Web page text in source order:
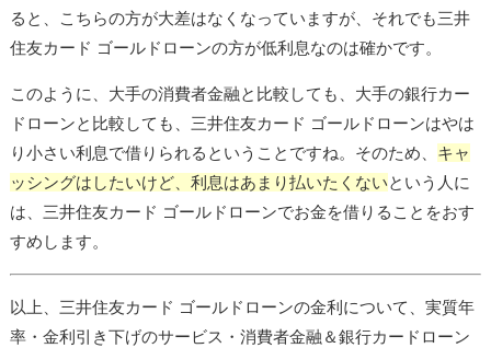
ると、こちらの方が大差はなくなっていますが、それでも三井
住友カード ゴールドローンの方が低利息なのは確かです。
このように、大手の消費者金融と比較しても、大手の銀行カー
ドローンと比較しても、三井住友カード ゴールドローンはやは
り小さい利息で借りられるということですね。そのため、 キャ
ッシングはしたいけど、利息はあまり払いたくないという人に
は、三井住友カード ゴールドローンでお金を借りることをおす
すめします。
以上、三井住友カード ゴールドローンの金利について、実質年
率・金利引き下げのサービス・消費者金融＆銀行カードローン